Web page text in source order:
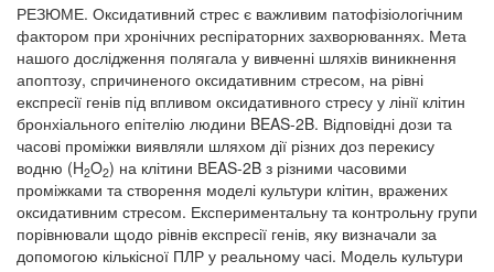
РЕЗЮМЕ. Оксидативний стрес є важливим патофізіологічним
фактором при хронічних респіраторних захворюваннях. Мета
нашого дослідження полягала у вивченні шляхів виникнення
апоптозу, спричиненого оксидативним стресом, на рівні
експресії генів під впливом оксидативного стресу у лінії клітин
бронхіального епітелію людини BEAS-2B. Відповідні дози та
часові проміжки виявляли шляхом дії різних доз перекису
водню (H2O2) на клітини ВEAS-2B з різними часовими
проміжками та створення моделі культури клітин, вражених
оксидативним стресом. Експериментальну та контрольну групи
порівнювали щодо рівнів експресії генів, яку визначали за
допомогою кількісної ПЛР у реальному часі. Модель культури